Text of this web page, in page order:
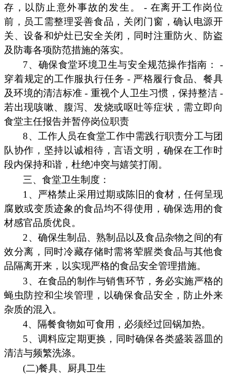
存，以防止意外事故的发生。 - 在离开工作岗位
前，员工需整理妥善食品，关闭门窗，确认电源开
关、设备和炉灶已安全关闭，同时注重防火、防盗
及防毒各项防范措施的落实。
7、确保食堂环境卫生与安全规范操作指南： -
穿着规定的工作服执行任务 - 严格履行食品、餐具
及环境的清洁标准 - 重视个人卫生习惯，保持整洁 -
若出现咳嗽、腹泻、发烧或呕吐等症状，需立即向
食堂主任报告并暂停岗位职责
8、工作人员在食堂工作中需践行职责分工与团
队协作，坚持以诚相待，言语文明，确保在工作时
段内保持和谐，杜绝冲突与嬉笑打闹。
三、食堂卫生制度：
1、严格禁止采用过期或陈旧的食材，任何呈现
腐败或变质迹象的食品均不得使用，确保选用的食
材感官品质优良。
2、确保生制品、熟制品以及食品杂物之间的有
效分离，同时冷藏存储时需将荤腥类食品与其他食
品隔离开来，以实现严格的食品安全管理措施。
3、在食品的制作与销售环节，务必实施严格的
蝇虫防控和尘埃管理，以确保食品安全，防止外来
杂质的混入。
4、隔餐食物如可食用，必须经过回锅加热。
5、调料应定期更换，同时确保各类盛装器皿的
清洁与频繁洗涤。
(二)餐具、厨具卫生